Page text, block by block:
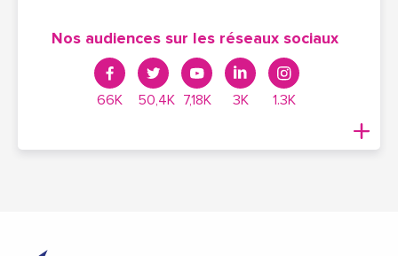
Nos audiences sur les réseaux sociaux
66K 50,4K 7,18K 3K 1.3K